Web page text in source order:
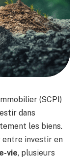
(SCPI)
dans
les biens.
entre investir en
vie, plusieurs